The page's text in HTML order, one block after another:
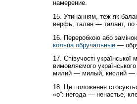
намерение.
15. Утинанням, теж як
верфь, талан — талант, по
16. Переробкою або
кольца обручальные—
17. Співучості
вимовляємого
милий — милый, кислий —
18. Це положення
«о”: негода — ненастье,